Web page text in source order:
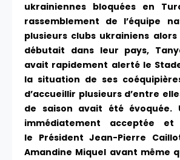
ukrainiennes bloquées en
rassemblement de l’équipe
plusieurs clubs ukrainiens
débutait dans leur pays,
avait rapidement alerté le
la situation de ses
d’accueillir plusieurs d’entre
de saison avait été évoquée.
immédiatement acceptée et
le Président Jean-Pierre
Amandine Miquel avant même